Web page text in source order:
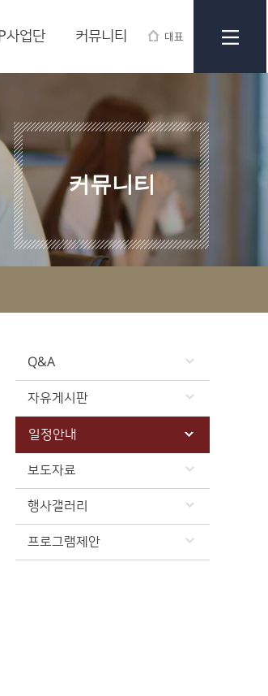
대표
사업단 커뮤니티
커뮤니티
Q&A
자유게시판
일정안내
보도자료
행사갤러리
프로그램제안